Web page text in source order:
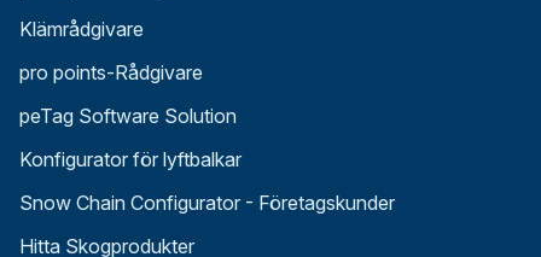
Klämrådgivare
pro points-Rådgivare
peTag Software Solution
Konfigurator för lyftbalkar
Snow Chain Configurator - Företagskunder
Hitta Skogprodukter